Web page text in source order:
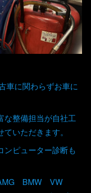
車に関わらずお車に
な整備担当が自社工
いただきます。
ンピューター診断も
BMW VW